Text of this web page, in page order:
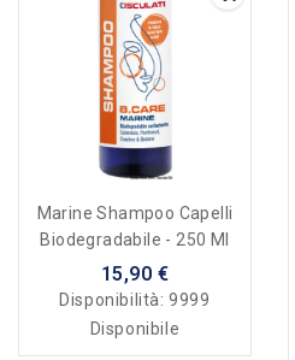
Marine Shampoo Capelli
Biodegradabile - 250 Ml
15,90 €
Disponibilità:9999
Disponibile